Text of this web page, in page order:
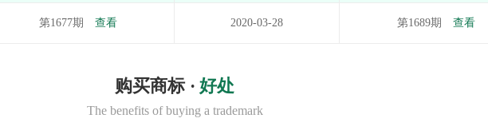
第1677期 查看 2020-03-28 第1689期 查看
购买商标 · 好处
The benefits of buying a trademark